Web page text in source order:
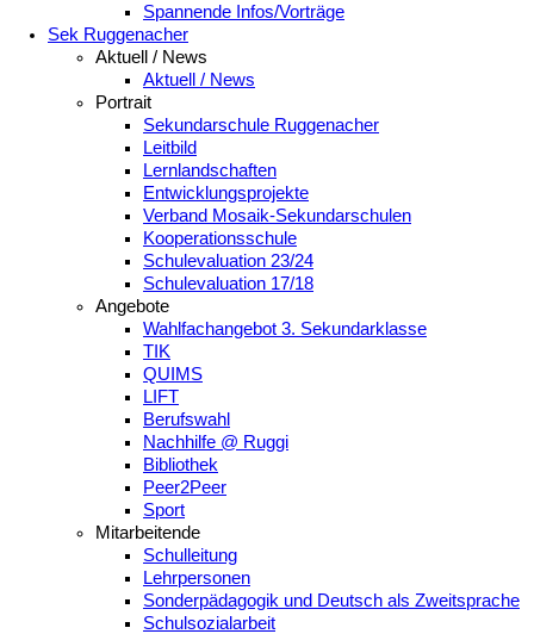
Spannende Infos/Vorträge
Sek Ruggenacher
Aktuell / News
Aktuell / News
Portrait
Sekundarschule Ruggenacher
Leitbild
Lernlandschaften
Entwicklungsprojekte
Verband Mosaik-Sekundarschulen
Kooperationsschule
Schulevaluation 23/24
Schulevaluation 17/18
Angebote
Wahlfachangebot 3. Sekundarklasse
TIK
QUIMS
LIFT
Berufswahl
Nachhilfe @ Ruggi
Bibliothek
Peer2Peer
Sport
Mitarbeitende
Schulleitung
Lehrpersonen
Sonderpädagogik und Deutsch als Zweitsprache
Schulsozialarbeit